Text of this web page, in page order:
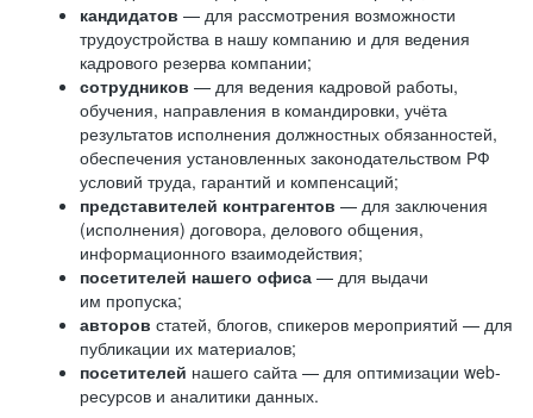
кандидатов — для рассмотрения возможности
трудоустройства в нашу компанию и для ведения
кадрового резерва компании;
сотрудников — для ведения кадровой работы,
обучения, направления в командировки, учёта
результатов исполнения должностных обязанностей,
обеспечения установленных законодательством РФ
условий труда, гарантий и компенсаций;
представителей контрагентов — для заключения
(исполнения) договора, делового общения,
информационного взаимодействия;
посетителей нашего офиса — для выдачи
им пропуска;
авторов статей, блогов, спикеров мероприятий — для
публикации их материалов;
посетителей нашего сайта — для оптимизации web-
ресурсов и аналитики данных.